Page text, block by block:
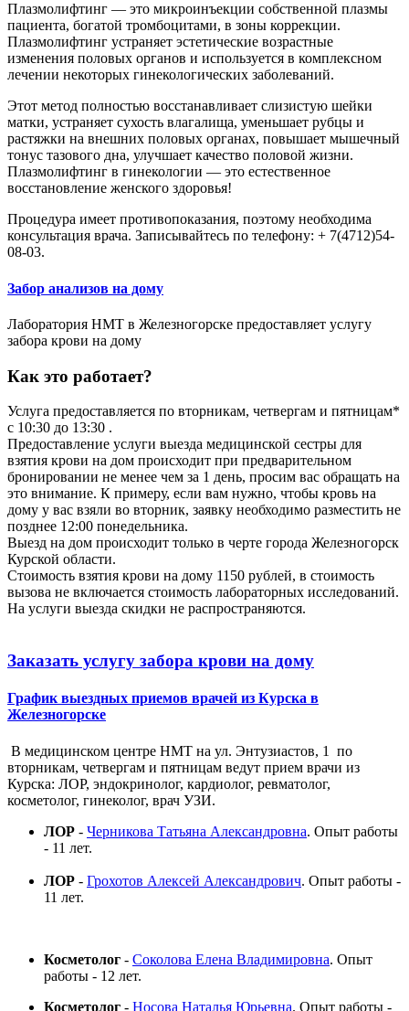
Плазмолифтинг — это микроинъекции собственной плазмы
пациента, богатой тромбоцитами, в зоны коррекции.
Плазмолифтинг устраняет эстетические возрастные
изменения половых органов и используется в комплексном
лечении некоторых гинекологических заболеваний.
Этот метод полностью восстанавливает слизистую шейки
матки, устраняет сухость влагалища, уменьшает рубцы и
растяжки на внешних половых органах, повышает мышечный
тонус тазового дна, улучшает качество половой жизни.
Плазмолифтинг в гинекологии — это естественное
восстановление женского здоровья!
Процедура имеет противопоказания, поэтому необходима
консультация врача. Записывайтесь по телефону: + 7(4712)54-
08-03.
Забор анализов на дому
Лаборатория НМТ в Железногорске предоставляет услугу
забора крови на дому
Как это работает?
Услуга предоставляется по вторникам, четвергам и пятницам*
с 10:30 до 13:30 .
Предоставление услуги выезда медицинской сестры для
взятия крови на дом происходит при предварительном
бронировании не менее чем за 1 день, просим вас обращать на
это внимание. К примеру, если вам нужно, чтобы кровь на
дому у вас взяли во вторник, заявку необходимо разместить не
позднее 12:00 понедельника.
Выезд на дом происходит только в черте города Железногорск
Курской области.
Стоимость взятия крови на дому 1150 рублей, в стоимость
вызова не включается стоимость лабораторных исследований.
На услуги выезда скидки не распространяются.
Заказать услугу забора крови на дому
График выездных приемов врачей из Курска в
Железногорске
В медицинском центре НМТ на ул. Энтузиастов, 1 по
вторникам, четвергам и пятницам ведут прием врачи из
Курска: ЛОР, эндокринолог, кардиолог, ревматолог,
косметолог, гинеколог, врач УЗИ.
ЛОР - Черникова Татьяна Александровна. Опыт работы
- 11 лет.
ЛОР - Грохотов Алексей Александрович. Опыт работы -
11 лет.
Косметолог - Соколова Елена Владимировна. Опыт
работы - 12 лет.
Косметолог - Носова Наталья Юрьевна. Опыт работы -